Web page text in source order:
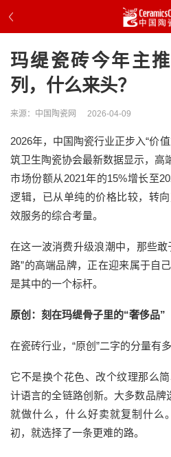
玛缇瓷砖今年主
列，什么来头？
来源：中国陶瓷网 2026-04-09
2026年，中国陶瓷行业正步入“价
筑卫生陶瓷协会最新数据显示，高
市场份额从2021年的15%增长至
逻辑，已从单纯的价格比较，转
效服务的综合考量。
在这一波消费升级浪潮中，那些
路”的高端品牌，正在迎来属于自
是其中的一个标杆。
原创：刻在玛缇骨子里的“奢侈品”
在瓷砖行业，“原创”二字的分量有多
它不是换个花色、改个纹理那么
计语言的全链路创新。大多数品
就做什么，什么好卖就复制什么
初，就选择了一条更难的路。